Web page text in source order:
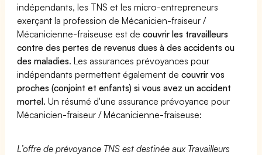
indépendants, les TNS et les micro-entrepreneurs
exerçant la profession de Mécanicien-fraiseur /
Mécanicienne-fraiseuse est decouvrir les travailleurs
contre des pertes de revenus dues à des accidents ou
des maladies. Les assurances prévoyances pour
indépendants permettent également decouvrir vos
proches (conjoint et enfants) si vous avez un accident
mortel. Un résumé d'une assurance prévoyance pour
Mécanicien-fraiseur / Mécanicienne-fraiseuse:
L’offre de prévoyance TNS est destinée aux Travailleurs